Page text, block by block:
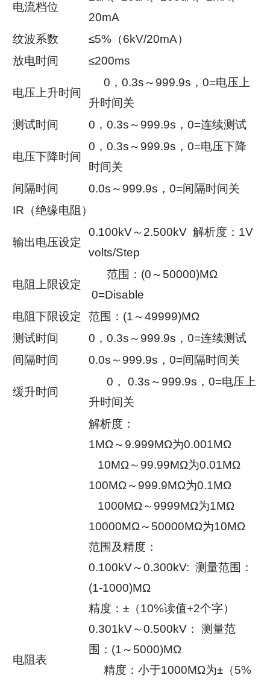
电流档位
20mA
纹波系数
≤5%（6kV/20mA）
放电时间
≤200ms
电压上升时间
0，0.3s～999.9s，0=电压上
升时间关
测试时间
0，0.3s～999.9s，0=连续测试
电压下降时间
0，0.3s～999.9s，0=电压下降
时间关
间隔时间
0.0s～999.9s，0=间隔时间关
IR（绝缘电阻）
输出电压设定
0.100kV～2.500kV 解析度：1V
volts/Step
电阻上限设定
范围：(0～50000)MΩ
0=Disable
电阻下限设定
范围：(1～49999)MΩ
测试时间
0，0.3s～999.9s，0=连续测试
间隔时间
0.0s～999.9s，0=间隔时间关
缓升时间
0， 0.3s～999.9s，0=电压上
升时间关
电阻表
解析度：
1MΩ～9.999MΩ为0.001MΩ
10MΩ～99.99MΩ为0.01MΩ
100MΩ～999.9MΩ为0.1MΩ
1000MΩ～9999MΩ为1MΩ
10000MΩ～50000MΩ为10MΩ
范围及精度：
0.100kV～0.300kV: 测量范围：
(1-1000)MΩ
精度：±（10%读值+2个字）
0.301kV～0.500kV： 测量范
围：(1～5000)MΩ
精度：小于1000MΩ为±（5%